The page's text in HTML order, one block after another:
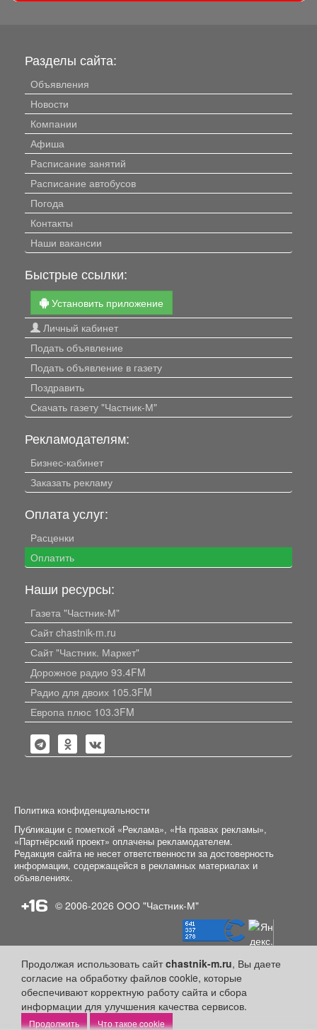
Продолжая использовать сайтchastnik-m.ru, Вы даете
согласие на обработку файлов cookie, которые
обеспечивают корректную работу сайта и сбора
информации для улучшения качества сервисов.
Что такое cookie
Разделы сайта:
Объявления
Новости
Компании
Афиша
Расписание занятий
Расписание автобусов
Погода
Контакты
Наши вакансии
Быстрые ссылки:
Установить приложение
Личный кабинет
Подать объявление
Подать объявление в газету
Поздравить
Скачать газету "Частник-М"
Рекламодателям:
Бизнес-кабинет
Заказать рекламу
Оплата услуг:
Расценки
Оплатить
Наши ресурсы:
Газета "Частник-М"
Сайт chastnik-m.ru
Сайт "Частник. Маркет"
Дорожное радио 93.4FM
Радио для двоих 105.3FM
Европа плюс 103.3FM
Политика конфиденциальности
Публикации с пометкой «Реклама», «На правах рекламы»,
«Партнёрский проект» оплачены рекламодателем.
Редакция сайта не несет ответственности за достоверность
информации, содержащейся в рекламных материалах и
объявлениях.
+16 © 2006-2026 ООО "Частник-М"